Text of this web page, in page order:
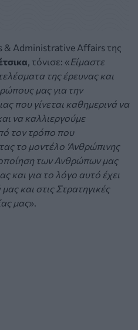
& Administrative Affairs της
, τόνισε: «Είμαστε
της έρευνας και
μας για την
που γίνεται καθημερινά να
να καλλιεργούμε
τον τρόπο που
το μοντέλο ‘Ανθρώπινης
των Ανθρώπων μας
και για το λόγο αυτό έχει
και στις Στρατηγικές
μας».